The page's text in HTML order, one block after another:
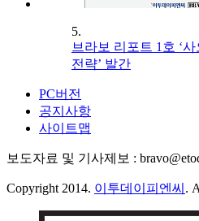
5.
브라보 리포트 1호 ‘
전략’ 발간
PC버전
공지사항
사이트맵
보도자료 및 기사제보 :
Copyright 2014. 이투데이피엔씨 .